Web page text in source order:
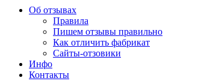
Об отзывах
Правила
Пишем отзывы правильно
Как отличить фабрикат
Сайты-отзовики
Инфо
Контакты